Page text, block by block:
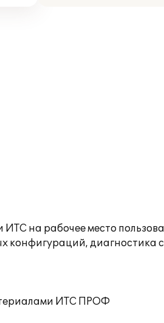
на рабочее место
конфигураций, диагностика
ИТС ПРОФ